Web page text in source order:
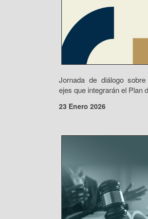
Jornada de diálogo
ejes que integrarán el Plan
23 Enero 2026